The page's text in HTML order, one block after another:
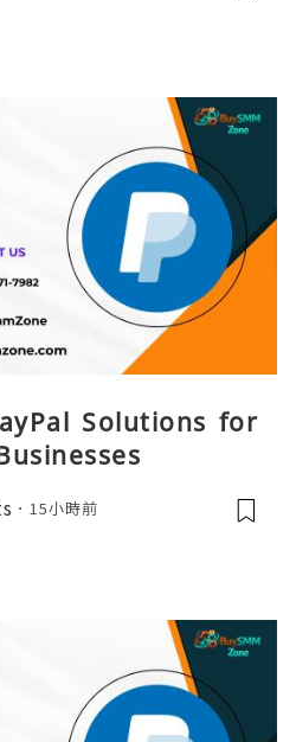
Solutions for
15小時前